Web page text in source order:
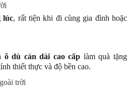
lúc, rất tiện khi đi cùng gia đình hoặc
ô dù cán dài cao cấp làm quà tặng
thiết thực và độ bền cao.
trời